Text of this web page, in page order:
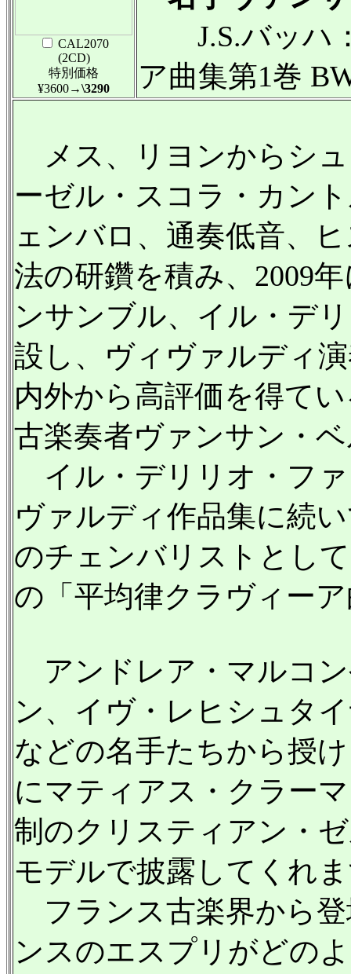
CAL2070
(2CD)
特別価格
¥3600→\3290
J.S.バッハ
ア曲集第1巻
メス、リヨンからシ
ーゼル・スコラ・カン
ェンバロ、通奏低音、
法の研鑽を積み、2009
ンサンブル、イル・デ
設し、ヴィヴァルディ
内外から高評価を得て
古楽奏者ヴァンサン・
イル・デリリオ・フ
ヴァルディ作品集に続
のチェンバリストとし
の「平均律クラヴィー
アンドレア・マルコ
ン、イヴ・レヒシュタ
などの名手たちから授
にマティアス・クラー
制のクリスティアン・
モデルで披露してくれ
フランス古楽界から
ンスのエスプリがどの